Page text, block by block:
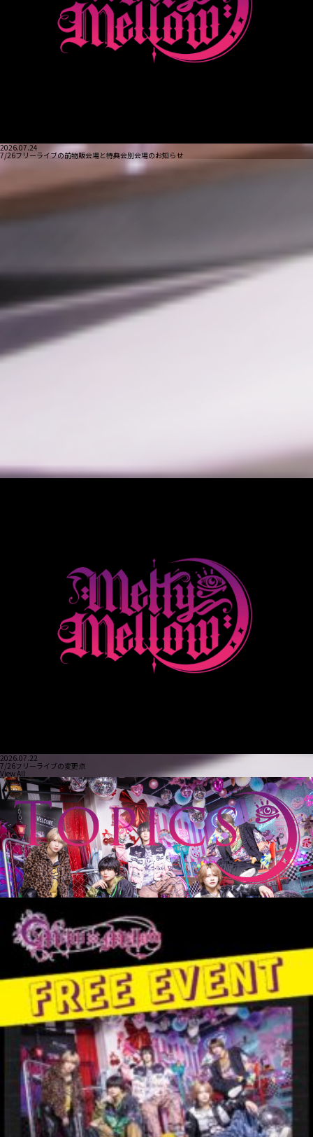
2026.07.24
7/26フリーライブの前物販会場と特典会別会場のお知らせ
2026.07.22
7/26フリーライブの変更点
View All